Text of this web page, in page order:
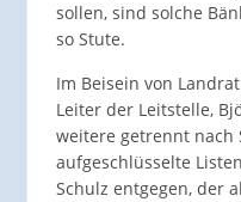
sollen, sind solche
so Stute.
Im Beisein von
Leiter der Leitstelle,
weitere getrennt nach
aufgeschlüsselte
Schulz entgegen, der